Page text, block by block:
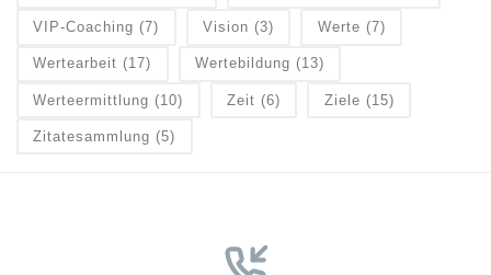
VIP-Coaching (7) Vision (3) Werte (7)
Wertearbeit (17) Wertebildung (13)
Werteermittlung (10) Zeit (6) Ziele (15)
Zitatesammlung (5)